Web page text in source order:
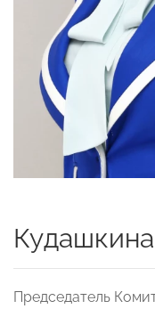
Председатель